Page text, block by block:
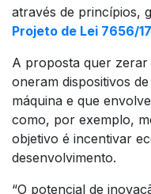
através de princípios,
Projeto de Lei 7656/17
A proposta quer
oneram dispositivos
máquina e que
como, por exemplo,
objetivo é incentivar
desenvolvimento.
“O potencial de